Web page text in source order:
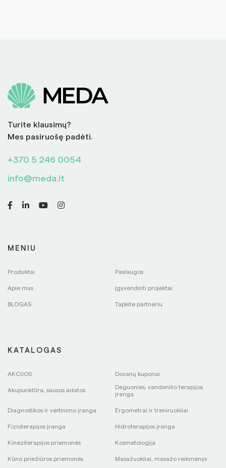
Turite klausimų?
Mes pasiruošę padėti.
+370 5 246 0054
info@meda.lt
MENIU
Produktai Paslaugos
Apie mus Įgyvendinti projektai
BLOGAS Tapkite partneriu
KATALOGAS
AKCIJOS Dovanų kuponai
Akupunktūra, sausos adatos
Deguonies, vandenilio terapijos
įranga
Diagnostikos ir vertinimo įranga Ergometrai ir treniruokliai
Fizioterapijos įranga Hidroterapijos įranga
Kineziterapijos priemonės Kosmetologija
Kūno priežiūros priemonės Masažuokliai, masažo reikmenys